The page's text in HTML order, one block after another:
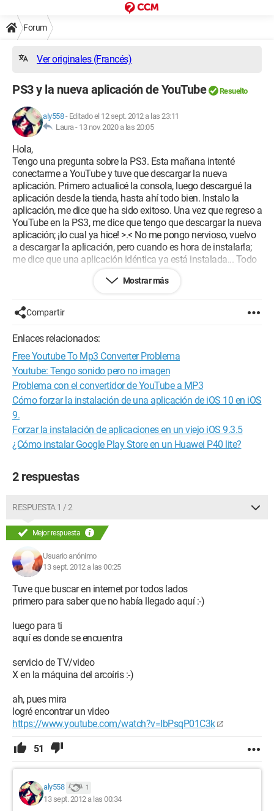
Forum
Ver originales (Francés)
PS3 y la nueva aplicación de YouTube Resuelto
aly558- Editado el 12 sept. 2012 a las 23:11
Laura - 13 nov. 2020 a las 20:05
Hola,
Tengo una pregunta sobre la PS3. Esta mañana intenté
conectarme a YouTube y tuve que descargar la nueva
aplicación. Primero actualicé la consola, luego descargué la
aplicación desde la tienda, hasta ahí todo bien. Instalo la
aplicación, me dice que ha sido exitoso. Una vez que regreso a
YouTube en la PS3, me dice que tengo que descargar la nueva
aplicación; ¡lo cual ya hice! >.< No me pongo nervioso, vuelvo
a descargar la aplicación, pero cuando es hora de instalarla;
me dice que una aplicación idéntica ya está instalada... Todo
esto se siente como un ciclo.
¿Alguien más tiene el mismo problema o tiene la solución
¡Gracias de antemano por sus respuestas!
Configuración:Windows 7 / Firefox 15.0.1
Mostrar más
Compartir
Enlaces relacionados:
Free Youtube To Mp3 Converter Problema
Youtube: Tengo sonido pero no imagen
Problema con el convertidor de YouTube a MP3
Cómo forzar la instalación de una aplicación de iOS 10 en iOS
9.
Forzar la instalación de aplicaciones en un viejo iOS 9.3.5
¿Cómo instalar Google Play Store en un Huawei P40 lite?
2 respuestas
RESPUESTA 1 / 2
Mejor respuesta
Usuario anónimo
13 sept. 2012 a las 00:25
Tuve que buscar en internet por todos lados
primero para saber que no había llegado aquí :-)
luego para ti
aquí es donde se encuentra
servicio de TV/video
X en la máquina del arcoíris :-)
ah, pues mira
logré encontrar un video
https://www.youtube.com/watch?v=IbPsqP01C3k
51
aly558 1
13 sept. 2012 a las 00:34